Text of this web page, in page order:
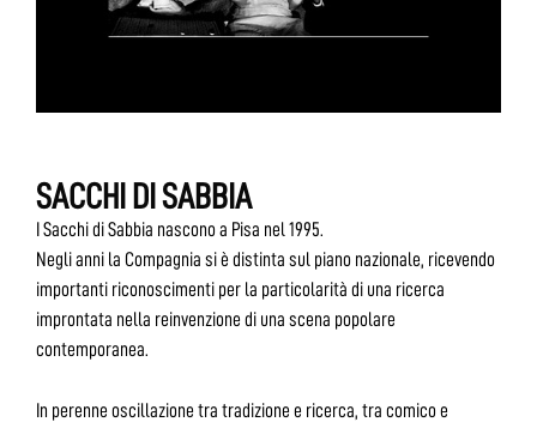
SACCHI DI SABBIA
I Sacchi di Sabbia nascono a Pisa nel 1995.
Negli anni la Compagnia si è distinta sul piano nazionale, ricevendo
importanti riconoscimenti per la particolarità di una ricerca
improntata nella reinvenzione di una scena popolare
contemporanea.
In perenne oscillazione tra tradizione e ricerca, tra comico e